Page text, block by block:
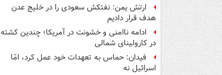
ارتش یمن: نفتکش سعودی را در خلیج عدن
هدف قرار دادیم
ادامه ناامنی و خشونت در آمریکا؛ چندین کشته
در کارولینای شمالی
فیدان: حماس به تعهدات خود عمل کرد، امّا
اسرائیل نه